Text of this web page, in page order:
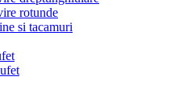
rotunde
si tacamuri